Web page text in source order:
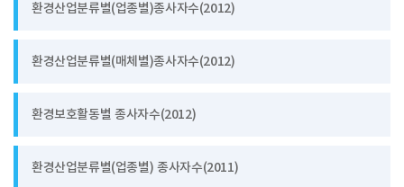
환경산업분류별(업종별)종사자수(2012)
환경산업분류별(매체별)종사자수(2012)
환경보호활동별 종사자수(2012)
환경산업분류별(업종별) 종사자수(2011)